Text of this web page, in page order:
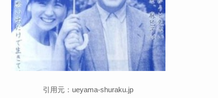
引用元：ueyama-shuraku.jp